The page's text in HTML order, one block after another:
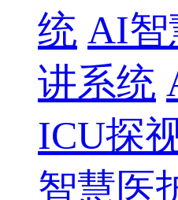
统 AI智
讲系统
ICU探
智慧医